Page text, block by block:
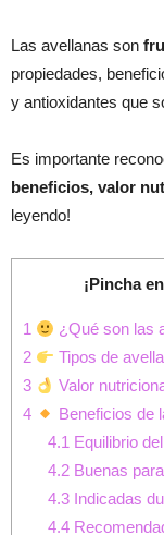
Las avellanas son
propiedades,
y antioxidantes que
Es importante
beneficios, valor
leyendo!
¡Pincha
1
¿Qué son las
2
Tipos de
3
Valor
4
Beneficios de
4.1Equilibrio
4.2Buenas
4.3Indicadas
4.4